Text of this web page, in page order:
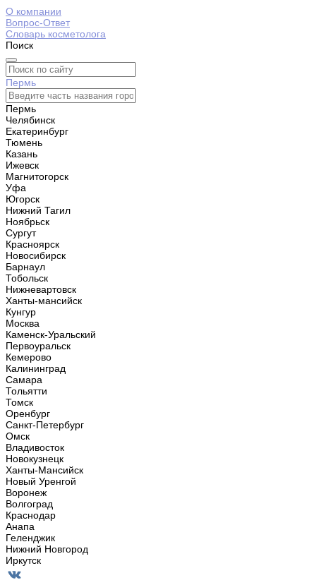
О компании
Вопрос-Ответ
Словарь косметолога
Поиск
Пермь
Пермь
Челябинск
Екатеринбург
Тюмень
Казань
Ижевск
Магнитогорск
Уфа
Югорск
Нижний Тагил
Ноябрьск
Сургут
Красноярск
Новосибирск
Барнаул
Тобольск
Нижневартовск
Ханты-мансийск
Кунгур
Москва
Каменск-Уральский
Первоуральск
Кемерово
Калининград
Самара
Тольятти
Томск
Оренбург
Санкт-Петербург
Омск
Владивосток
Новокузнецк
Ханты-Мансийск
Новый Уренгой
Воронеж
Волгоград
Краснодар
Анапа
Геленджик
Нижний Новгород
Иркутск